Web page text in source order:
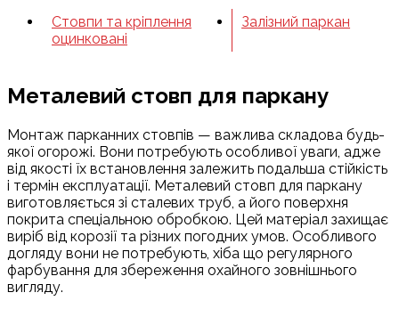
Стовпи та кріплення
оцинковані
Залізний паркан
Металевий стовп для паркану
Монтаж парканних стовпів — важлива складова будь-
якої огорожі. Вони потребують особливої уваги, адже
від якості їх встановлення залежить подальша стійкість
і термін експлуатації. Металевий стовп для паркану
виготовляється зі сталевих труб, а його поверхня
покрита спеціальною обробкою. Цей матеріал захищає
виріб від корозії та різних погодних умов. Особливого
догляду вони не потребують, хіба що регулярного
фарбування для збереження охайного зовнішнього
вигляду.